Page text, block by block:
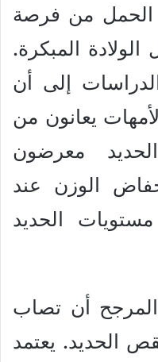
الحمل من فرصة
المبكرة.
إلى أن
يعانون من
معرضون
الوزن عند
الحديد
أن تصاب
الحديد. يعتمد